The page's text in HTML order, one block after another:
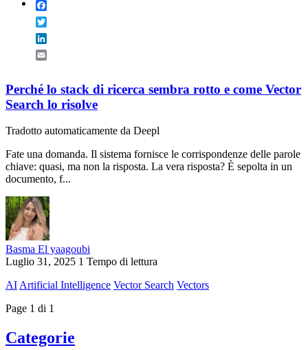
Perché lo stack di ricerca sembra rotto e come Vector
Search lo risolve
Tradotto automaticamente da Deepl
Fate una domanda. Il sistema fornisce le corrispondenze delle parole
chiave: quasi, ma non la risposta. La vera risposta? È sepolta in un
documento, f...
Basma El yaagoubi
Luglio 31, 2025 1 Tempo di lettura
AI Artificial Intelligence Vector Search Vectors
Page 1 di 1
Categorie